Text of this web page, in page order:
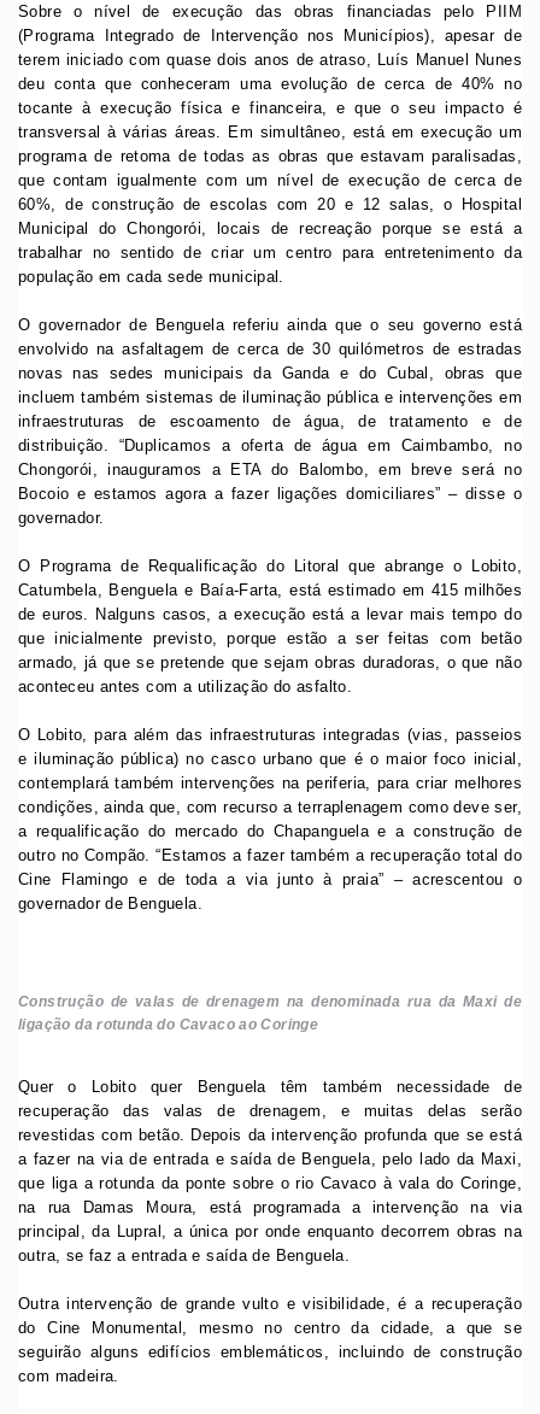
Sobre o nível de execução das obras financiadas pelo PIIM
(Programa Integrado de Intervenção nos Municípios), apesar de
terem iniciado com quase dois anos de atraso, Luís Manuel Nunes
deu conta que conheceram uma evolução de cerca de 40% no
tocante à execução física e financeira, e que o seu impacto é
transversal à várias áreas. Em simultâneo, está em execução um
programa de retoma de todas as obras que estavam paralisadas,
que contam igualmente com um nível de execução de cerca de
60%, de construção de escolas com 20 e 12 salas, o Hospital
Municipal do Chongorói, locais de recreação porque se está a
trabalhar no sentido de criar um centro para entretenimento da
população em cada sede municipal.
O governador de Benguela referiu ainda que o seu governo está
envolvido na asfaltagem de cerca de 30 quilómetros de estradas
novas nas sedes municipais da Ganda e do Cubal, obras que
incluem também sistemas de iluminação pública e intervenções em
infraestruturas de escoamento de água, de tratamento e de
distribuição. “Duplicamos a oferta de água em Caimbambo, no
Chongorói, inauguramos a ETA do Balombo, em breve será no
Bocoio e estamos agora a fazer ligações domiciliares” – disse o
governador.
O Programa de Requalificação do Litoral que abrange o Lobito,
Catumbela, Benguela e Baía-Farta, está estimado em 415 milhões
de euros. Nalguns casos, a execução está a levar mais tempo do
que inicialmente previsto, porque estão a ser feitas com betão
armado, já que se pretende que sejam obras duradoras, o que não
aconteceu antes com a utilização do asfalto.
O Lobito, para além das infraestruturas integradas (vias, passeios
e iluminação pública) no casco urbano que é o maior foco inicial,
contemplará também intervenções na periferia, para criar melhores
condições, ainda que, com recurso a terraplenagem como deve ser,
a requalificação do mercado do Chapanguela e a construção de
outro no Compão. “Estamos a fazer também a recuperação total do
Cine Flamingo e de toda a via junto à praia” – acrescentou o
governador de Benguela.
Construção de valas de drenagem na denominada rua da Maxi de
ligação da rotunda do Cavaco ao Coringe
Quer o Lobito quer Benguela têm também necessidade de
recuperação das valas de drenagem, e muitas delas serão
revestidas com betão. Depois da intervenção profunda que se está
a fazer na via de entrada e saída de Benguela, pelo lado da Maxi,
que liga a rotunda da ponte sobre o rio Cavaco à vala do Coringe,
na rua Damas Moura, está programada a intervenção na via
principal, da Lupral, a única por onde enquanto decorrem obras na
outra, se faz a entrada e saída de Benguela.
Outra intervenção de grande vulto e visibilidade, é a recuperação
do Cine Monumental, mesmo no centro da cidade, a que se
seguirão alguns edifícios emblemáticos, incluindo de construção
com madeira.